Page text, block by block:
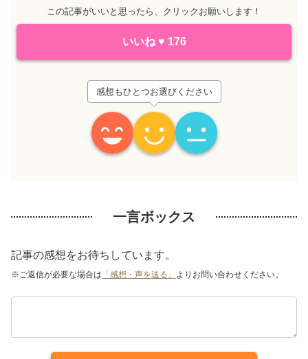
この記事がいいと思ったら、クリックお願いします！
いいね ♥ 176
感想もひとつお選びください
一言ボックス
記事の感想をお待ちしています。
※ご返信が必要な場合は 「感想・声を送る」 よりお問い合わせください。